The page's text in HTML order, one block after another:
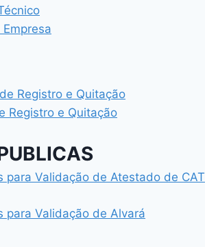
Registro e Quitação
Registro e Quitação
para Validação de Atestado de CAT
para Validação de Alvará